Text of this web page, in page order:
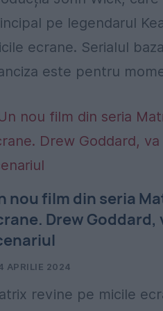
pe legendarul
ecrane. Serialul
este pentru
nou film din seria
Drew Goddard,
APRILIE 2024
revine pe micile